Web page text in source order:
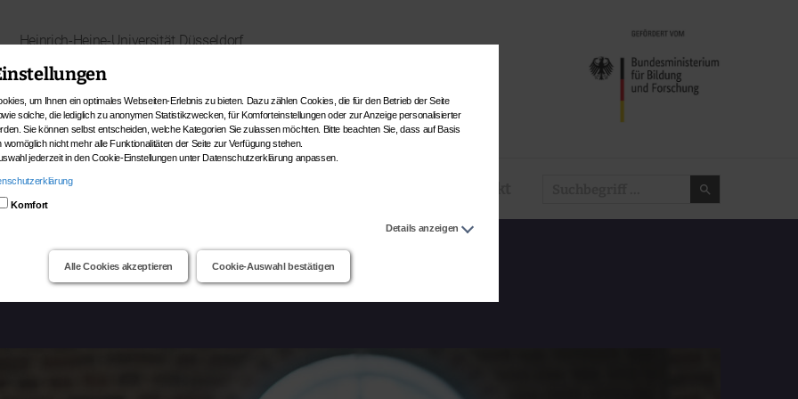
um Ihnen ein optimales Webseiten-Erlebnis zu bieten. Dazu zählen Cookies, die für den Betrieb der Seite
solche, die lediglich zu anonymen Statistikzwecken, für Komforteinstellungen oder zur Anzeige personalisierter
Sie können selbst entscheiden, welche Kategorien Sie zulassen möchten. Bitte beachten Sie, dass auf Basis
womöglich nicht mehr alle Funktionalitäten der Seite zur Verfügung stehen.
jederzeit in den Cookie-Einstellungen unter Datenschutzerklärung anpassen.
Komfort
Details anzeigen
Alle Cookies akzeptieren Cookie-Auswahl bestätigen
Heinrich-Heine-Universität Düsseldorf
Institut für Kunstgeschichte
BMBF-Projekt PARVENUE
Ein Verbundprojekt in der Förderlinie „Die Sprache der Objekte – Materielle
Kultur im Kontext gesellschaftlicher Entwicklungen“